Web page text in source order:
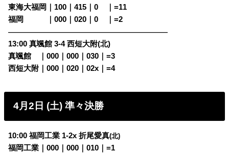
東海大福岡｜100｜415｜0
｜=11
福岡
｜000｜020｜0 ｜=2
————————————————————————
13:00 真颯館 3-4 西短大附(北)
真颯館
｜000｜000｜030｜=3
西短大附｜000｜020｜02x｜=4
4月2日 (土) 準々決勝
10:00 福岡工業 1-2x 折尾愛真(北)
福岡工業｜000｜000｜010｜=1